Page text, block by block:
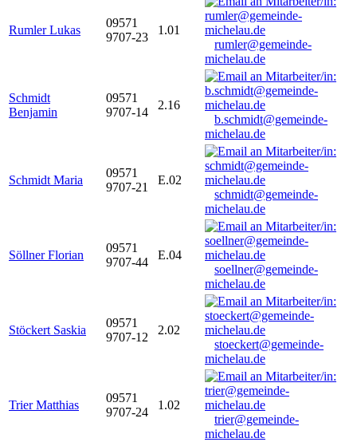
Rumler Lukas
09571
9707-23
1.01
rumler@gemeinde-
michelau.de
Schmidt
Benjamin
09571
9707-14
2.16
b.schmidt@gemeinde-
michelau.de
Schmidt Maria
09571
9707-21
E.02
schmidt@gemeinde-
michelau.de
Söllner Florian
09571
9707-44
E.04
soellner@gemeinde-
michelau.de
Stöckert Saskia
09571
9707-12
2.02
stoeckert@gemeinde-
michelau.de
Trier Matthias
09571
9707-24
1.02
trier@gemeinde-
michelau.de